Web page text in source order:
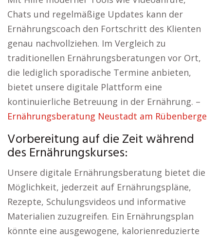
Chats und regelmäßige Updates kann der
Ernährungscoach den Fortschritt des Klienten
genau nachvollziehen. Im Vergleich zu
traditionellen Ernährungsberatungen vor Ort,
die lediglich sporadische Termine anbieten,
bietet unsere digitale Plattform eine
kontinuierliche Betreuung in der Ernährung. –
Ernährungsberatung Neustadt am Rübenberge
Vorbereitung auf die Zeit während
des Ernährungskurses:
Unsere digitale Ernährungsberatung bietet die
Möglichkeit, jederzeit auf Ernährungspläne,
Rezepte, Schulungsvideos und informative
Materialien zuzugreifen. Ein Ernährungsplan
könnte eine ausgewogene, kalorienreduzierte